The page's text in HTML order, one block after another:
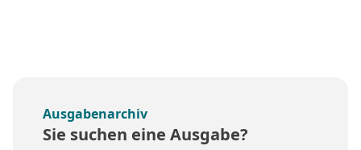
Ausgabenarchiv
Sie suchen eine Ausgabe?